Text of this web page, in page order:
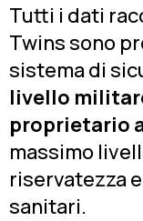
Tutti i dati
Twins sono
sistema di
livello
proprietario
massimo
riservatezza
sanitari.